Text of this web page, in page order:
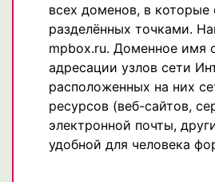
всех доменов, в которые
разделённых точками.
mpbox.ru. Доменное имя
адресации узлов сети
расположенных на них
ресурсов (веб-сайтов,
электронной почты,
удобной для человека